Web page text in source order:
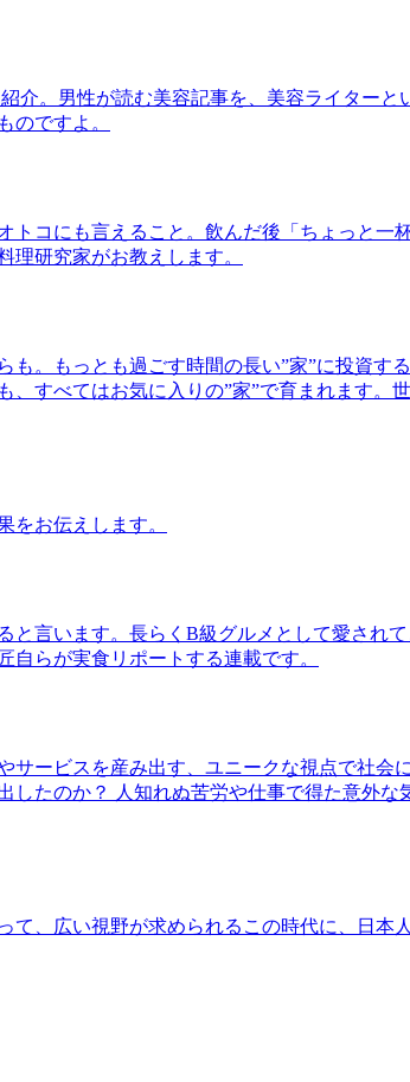
介。男性が読む美容記事を、美容ライター
のですよ。
コにも言えること。飲んだ後「ちょっと一
研究家がお教えします。
。もっとも過ごす時間の長い”家”に投資す
すべてはお気に入りの”家”で育まれます。
をお伝えします。
言います。長らくB級グルメとして愛され
らが実食リポートする連載です。
ービスを産み出す、ユニークな視点で社会
たのか？ 人知れぬ苦労や仕事で得た意外
、広い視野が求められるこの時代に、日本